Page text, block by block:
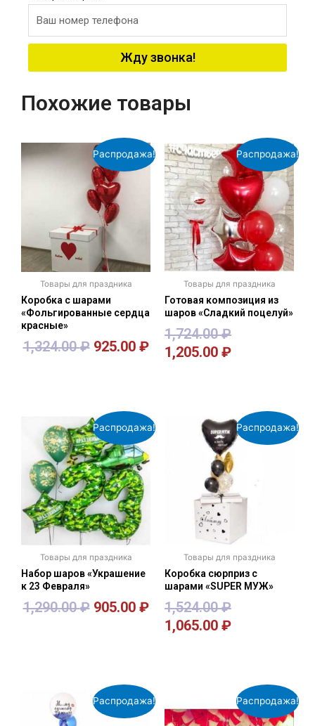
Жду звонка!
Похожие товары
Распродажа!
Товары для праздника
Коробка с шарами
«Фольгированные сердца
красные»
1,324.00₽ 925.00 ₽
Распродажа!
Товары для праздника
Готовая композиция из
шаров «Сладкий поцелуй»
1,724.00₽
1,205.00 ₽
Распродажа!
Товары для праздника
Набор шаров «Украшение
к 23 Февраля»
1,290.00₽ 905.00 ₽
Распродажа!
Товары для праздника
Коробка сюрприз с
шарами «SUPER МУЖ»
1,524.00₽
1,065.00 ₽
Распродажа! Распродажа!